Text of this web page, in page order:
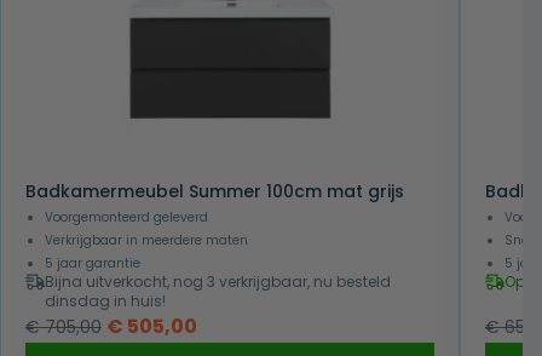
Badkamermeubel Summer 100cm mat grijs
Voorgemonteerd geleverd
Verkrijgbaar in meerdere maten
5 jaar garantie
Bijna uitverkocht, nog 3 verkrijgbaar, nu besteld
dinsdag in huis!
€705,00 Oorspronkelijke
€ 505,00
Snel
5
Op
€